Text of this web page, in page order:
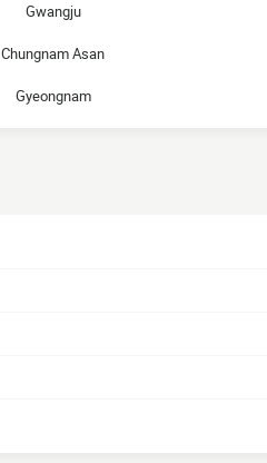
Gwangju
Chungnam Asan
Gyeongnam